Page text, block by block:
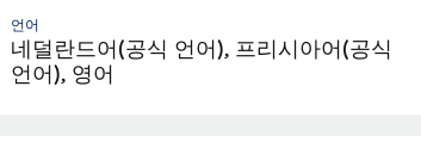
언어
네덜란드어(공식 언어), 프리시아어(공식
언어), 영어